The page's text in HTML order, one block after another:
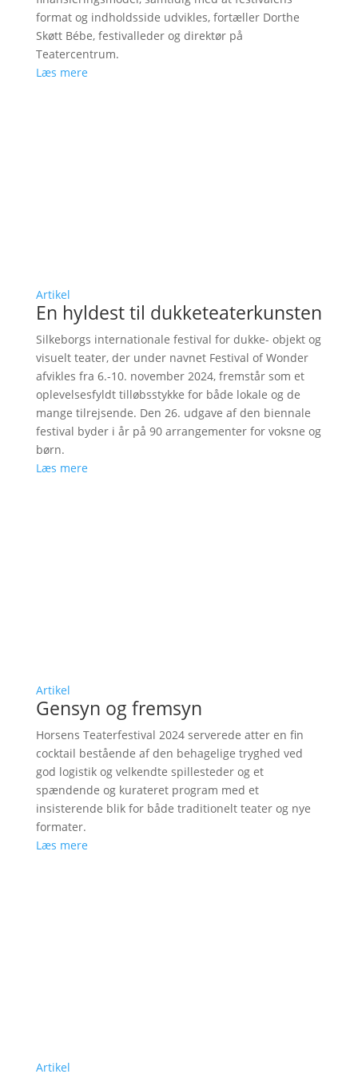
format og indholdsside udvikles, fortæller Dorthe
Skøtt Bébe, festivalleder og direktør på
Teatercentrum.
Læs mere
Artikel
En hyldest til dukketeaterkunsten
Silkeborgs internationale festival for dukke- objekt og
visuelt teater, der under navnet Festival of Wonder
afvikles fra 6.-10. november 2024, fremstår som et
oplevelsesfyldt tilløbsstykke for både lokale og de
mange tilrejsende. Den 26. udgave af den biennale
festival byder i år på 90 arrangementer for voksne og
børn.
Læs mere
Artikel
Gensyn og fremsyn
Horsens Teaterfestival 2024 serverede atter en fin
cocktail bestående af den behagelige tryghed ved
god logistik og velkendte spillesteder og et
spændende og kurateret program med et
insisterende blik for både traditionelt teater og nye
formater.
Læs mere
Artikel